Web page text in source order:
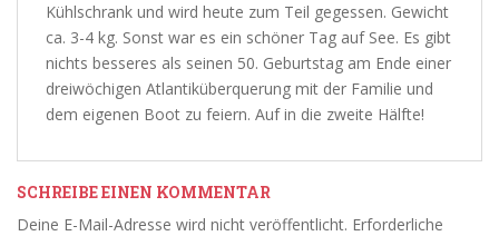
Kühlschrank und wird heute zum Teil gegessen. Gewicht
ca. 3-4 kg. Sonst war es ein schöner Tag auf See. Es gibt
nichts besseres als seinen 50. Geburtstag am Ende einer
dreiwöchigen Atlantiküberquerung mit der Familie und
dem eigenen Boot zu feiern. Auf in die zweite Hälfte!
SCHREIBE EINEN KOMMENTAR
Deine E-Mail-Adresse wird nicht veröffentlicht. Erforderliche